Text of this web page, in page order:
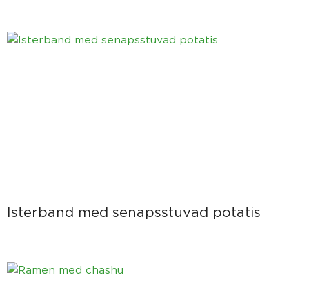
Isterband med senapsstuvad potatis